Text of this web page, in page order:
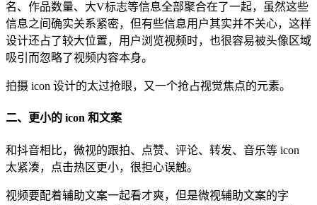
名、作品数量、大V标志等信息全部聚合在了一起，虽然这些
信息之间确实关系紧密，但有些信息用户其实并不关心，这样
设计还占了较大位置，用户浏览视频时，也很容易被头像区域
吸引而忽略了视频内容本身。
拍摄 icon 设计的太过抢眼，又一个抢占视觉焦点的元素。
二、更小的 icon 和文案
和抖音相比，微视的跟拍、点赞、评论、转发、音乐等 icon
太紧凑，点击热区更小，很担心误触。
视频要配着辅助文案一起看才爽，但是微视辅助文案的字